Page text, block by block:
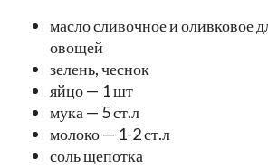
масло сливочное и оливковое
овощей
зелень, чеснок
яйцо — 1 шт
мука — 5 ст.л
молоко — 1-2 ст.л
соль щепотка